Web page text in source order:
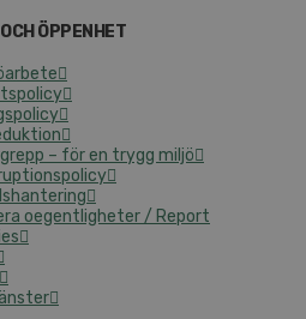
ÖPPENHET
– för en trygg miljö
oegentligheter / Report